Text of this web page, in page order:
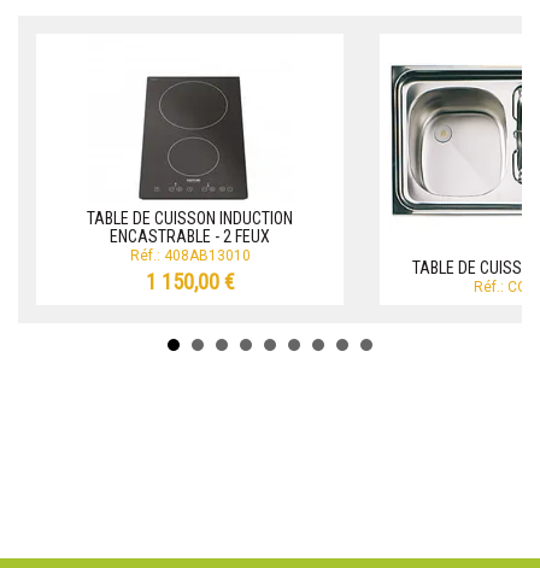
TABLE DE CUISSON INDUCTION
ENCASTRABLE - 2 FEUX
Réf.: 408AB13010
1 150,00 €
TABLE DE
Réf.: